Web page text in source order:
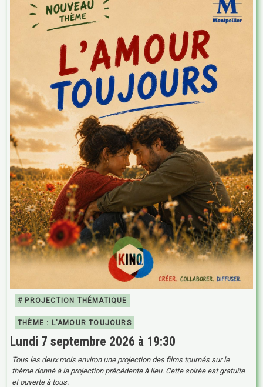
# PROJECTION THÉMATIQUE
THÈME : L'AMOUR TOUJOURS
Lundi 7 septembre 2026 à 19:30
Tous les deux mois environ une projection des films tournés sur le
thème donné à la projection précédente à lieu. Cette soirée est gratuite
et ouverte à tous.